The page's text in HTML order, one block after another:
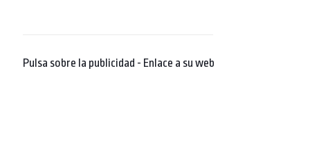
Pulsa sobre la publicidad - Enlace a su web